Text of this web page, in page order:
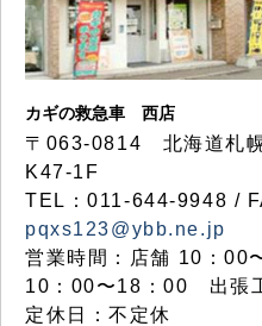
カギの救急車 西店
〒063-0814 北海道札
K47-1F
TEL：011-644-9948 /
pqxs123@ybb.ne.jp
営業時間：店舗 10：
10：00〜18：00 出張
定休日：不定休